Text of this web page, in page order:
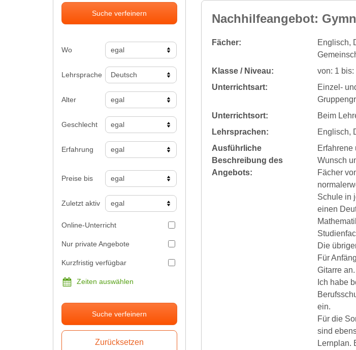
Suche verfeinern
Wo
Lehrsprache
Alter
Geschlecht
Erfahrung
Preise bis
Zuletzt aktiv
Online-Unterricht
Nur private Angebote
Kurzfristig verfügbar
Zeiten auswählen
Suche verfeinern
Nachhilfeangebot:
Fächer:
Englisch,
Klasse / Niveau:
von: 1 bis:
Unterrichtsart:
Einzel-
Unterrichtsort:
Beim
Lehrsprachen:
Englisch,
Ausführliche
Beschreibung des
Angebots:
Wunsch
Fächer
Schule in
einen
Die
Für
Gitarre an.
Ich habe
ein.
Für die
sind
Lernplan.